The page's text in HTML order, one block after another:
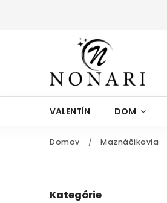
VALENTÍN DOM
Domov / Maznáčikovia
Kategórie